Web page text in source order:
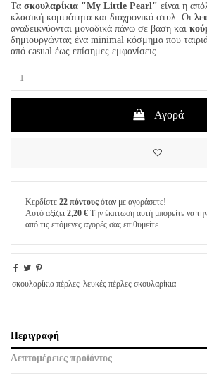
Τα σκουλαρίκια "My Little Pearl" είναι η
κλασική κομψότητα και διαχρονικό στυλ. Οι
αναδεικνύονται μοναδικά πάνω σε βάση και
δημιουργώντας ένα minimal κόσμημα που
από casual έως επίσημες εμφανίσεις.
Αγορά
Κερδίστε 22 πόντους όταν με αγοράσετε!
Αυτό αξίζει 2,20 € Την έκπτωση αυτή μπορείτε να
από τις επόμενες αγορές σας επιθυμείτε
σκουλαρίκια πέρλες λευκές πέρλες σκουλαρίκια
Περιγραφή
Λεπτομέρειες προϊόντος